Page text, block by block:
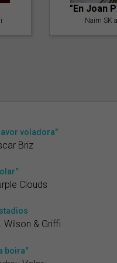
"En Joan
Naim SK
voladora"
Briz
Clouds
Wilson & Griffi
boira"